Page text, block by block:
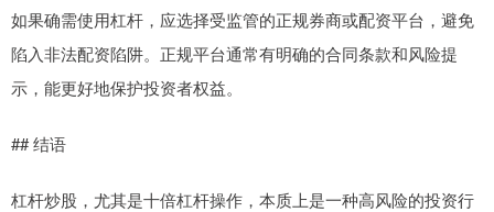
如果确需使用杠杆，应选择受监管的正规券商或配资平台，避免
陷入非法配资陷阱。正规平台通常有明确的合同条款和风险提
示，能更好地保护投资者权益。
## 结语
杠杆炒股，尤其是十倍杠杆操作，本质上是一种高风险的投资行